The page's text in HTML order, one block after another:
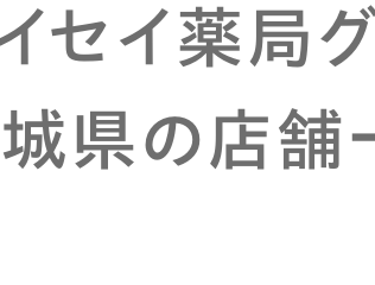
セイ薬局
県の店舗